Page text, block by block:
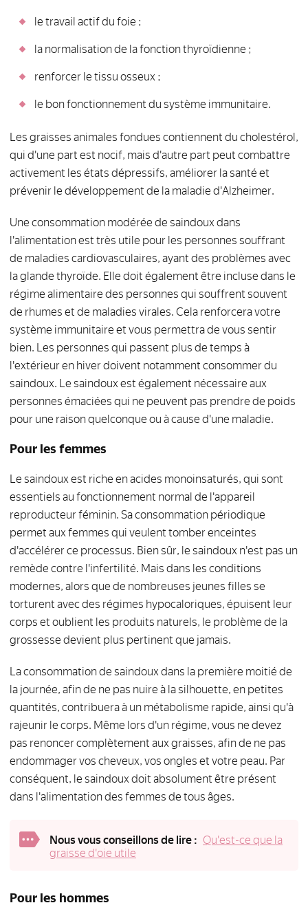
le travail actif du foie ;
la normalisation de la fonction thyroïdienne ;
renforcer le tissu osseux ;
le bon fonctionnement du système immunitaire.
Les graisses animales fondues contiennent du cholestérol,
qui d'une part est nocif, mais d'autre part peut combattre
activement les états dépressifs, améliorer la santé et
prévenir le développement de la maladie d'Alzheimer.
Une consommation modérée de saindoux dans
l'alimentation est très utile pour les personnes souffrant
de maladies cardiovasculaires, ayant des problèmes avec
la glande thyroïde. Elle doit également être incluse dans le
régime alimentaire des personnes qui souffrent souvent
de rhumes et de maladies virales. Cela renforcera votre
système immunitaire et vous permettra de vous sentir
bien. Les personnes qui passent plus de temps à
l'extérieur en hiver doivent notamment consommer du
saindoux. Le saindoux est également nécessaire aux
personnes émaciées qui ne peuvent pas prendre de poids
pour une raison quelconque ou à cause d'une maladie.
Pour les femmes
Le saindoux est riche en acides monoinsaturés, qui sont
essentiels au fonctionnement normal de l'appareil
reproducteur féminin. Sa consommation périodique
permet aux femmes qui veulent tomber enceintes
d'accélérer ce processus. Bien sûr, le saindoux n'est pas un
remède contre l'infertilité. Mais dans les conditions
modernes, alors que de nombreuses jeunes filles se
torturent avec des régimes hypocaloriques, épuisent leur
corps et oublient les produits naturels, le problème de la
grossesse devient plus pertinent que jamais.
La consommation de saindoux dans la première moitié de
la journée, afin de ne pas nuire à la silhouette, en petites
quantités, contribuera à un métabolisme rapide, ainsi qu'à
rajeunir le corps. Même lors d'un régime, vous ne devez
pas renoncer complètement aux graisses, afin de ne pas
endommager vos cheveux, vos ongles et votre peau. Par
conséquent, le saindoux doit absolument être présent
dans l'alimentation des femmes de tous âges.
Nous vous conseillons de lire : Qu'est-ce que la
graisse d'oie utile
Pour les hommes